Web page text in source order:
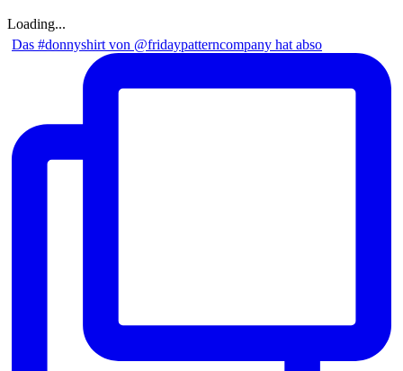
Loading...
Das #donnyshirt von @fridaypatterncompany hat abso